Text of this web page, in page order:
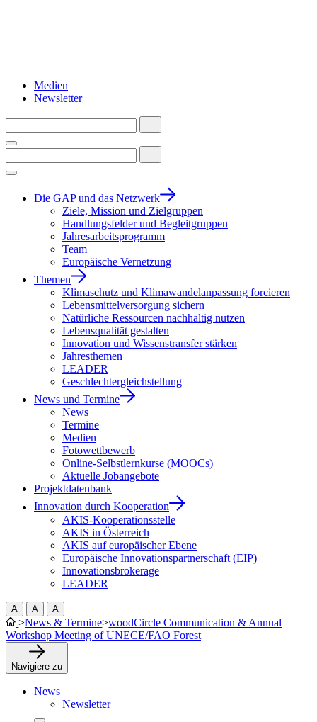
Medien
Newsletter
Die GAP und das Netzwerk
Ziele, Mission und Zielgruppen
Handlungsfelder und Begleitgruppen
Jahresarbeitsprogramm
Team
Europäische Vernetzung
Themen
Klimaschutz und Klimawandelanpassung forcieren
Lebensmittelversorgung sichern
Natürliche Ressourcen nachhaltig nutzen
Lebensqualität gestalten
Innovation und Wissenstransfer stärken
Jahresthemen
LEADER
Geschlechtergleichstellung
News und Termine
News
Termine
Medien
Fotowettbewerb
Online-Selbstlernkurse (MOOCs)
Aktuelle Jobangebote
Projektdatenbank
Innovation durch Kooperation
AKIS-Kooperationsstelle
AKIS in Österreich
AKIS auf europäischer Ebene
Europäische Innovationspartnerschaft (EIP)
Innovationsbrokerage
LEADER
A A A
>News & Termine>woodCircle Communication & Annual
Workshop Meeting of UNECE/FAO Forest
Navigiere zu
News
Newsletter